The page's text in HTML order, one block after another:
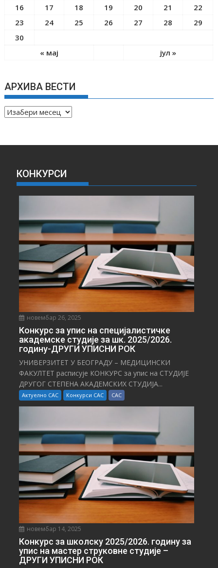
« мај јул »
16
17 18 19 20 21
22
23
24 25 26 27 28
29
30
АРХИВА ВЕСТИ
А
И
КОНКУРСИ
новембар 26, 2025
Конкурс за упис на специјалистичке
академске студије за шк. 2025/2026.
годину-ДРУГИ УПИСНИ РОК
УНИВЕРЗИТЕТ У БЕОГРАДУ – МЕДИЦИНСКИ
ФАКУЛТЕТ расписује КОНКУРС за упис на СТУДИЈЕ
ДРУГОГ СТЕПЕНА АКАДЕМСКИХ СТУДИЈА...
Актуелно САС Конкурси САС САС
новембар 14, 2025
Конкурс за школску 2025/⁠2026. годину за
упис на мастер струковне студије –
ДРУГИ УПИСНИ РОК